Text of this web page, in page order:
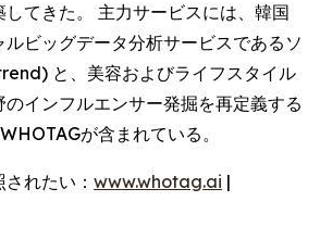
してきた。 主力サービスには、韓国
ルビッグデータ分析サービスであるソ
と、美容およびライフスタイル
インフルエンサー発掘を再定義する
が含まれている。
れたい： www.whotag.ai |